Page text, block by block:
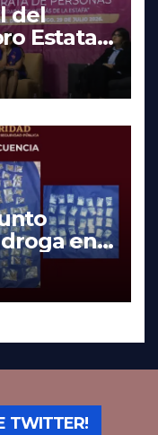
del
Estatal
en
TWITTER!